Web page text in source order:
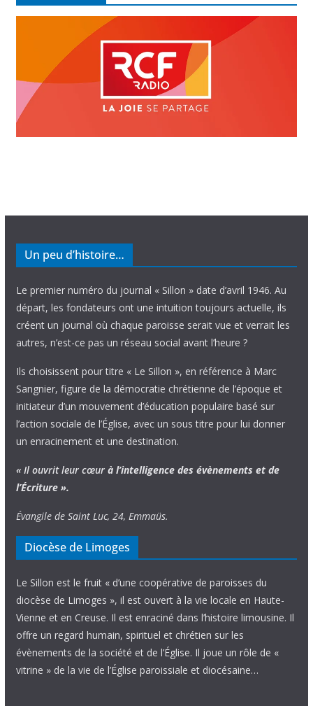
Un peu d’histoire…
Le premier numéro du journal « Sillon » date d’avril 1946. Au
départ, les fondateurs ont une intuition toujours actuelle, ils
créent un journal où chaque paroisse serait vue et verrait les
autres, n’est-ce pas un réseau social avant l’heure ?
Ils choisissent pour titre « Le Sillon », en référence à Marc
Sangnier, figure de la démocratie chrétienne de l’époque et
initiateur d’un mouvement d’éducation populaire basé sur
l’action sociale de l’Église, avec un sous titre pour lui donner
un enracinement et une destination.
« Il ouvrit leur cœur à l’intelligence des évènements et de
l’Écriture ».
Évangile de Saint Luc, 24, Emmaüs.
Diocèse de Limoges
Le Sillon est le fruit « d’une coopérative de paroisses du
diocèse de Limoges », il est ouvert à la vie locale en Haute-
Vienne et en Creuse. Il est enraciné dans l’histoire limousine. Il
offre un regard humain, spirituel et chrétien sur les
évènements de la société et de l’Église. Il joue un rôle de «
vitrine » de la vie de l’Église paroissiale et diocésaine…